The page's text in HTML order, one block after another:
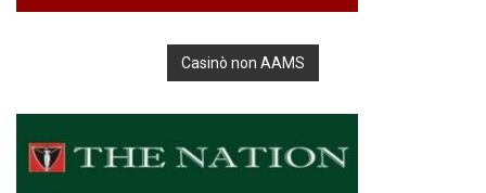
Casinò non AAMS